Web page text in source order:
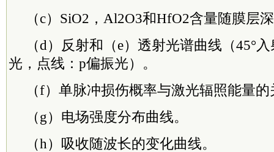
（c）SiO2，Al2O3和HfO2含量随膜层
（d）反射和（e）透射光谱曲线（45°
光，点线：p偏振光）。
（f）单脉冲损伤概率与激光辐照能量
（g）电场强度分布曲线。
（h）吸收随波长的变化曲线。